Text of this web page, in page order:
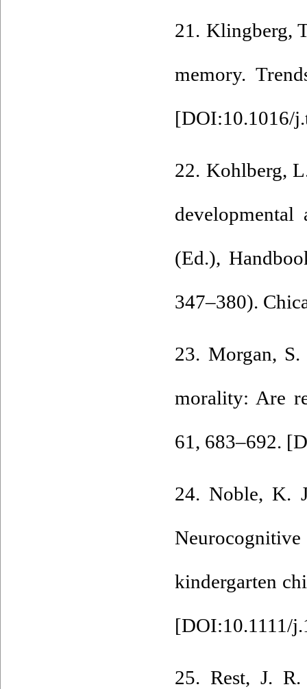
21. Klingberg,
memory.
[DOI:10.1016/
22. Kohlberg,
(Ed.),
347–380).
23. Morgan,
morality: Are
61, 683–692. [
24. Noble, K.
kindergarten
[DOI:10.1111/
25. Rest, J.